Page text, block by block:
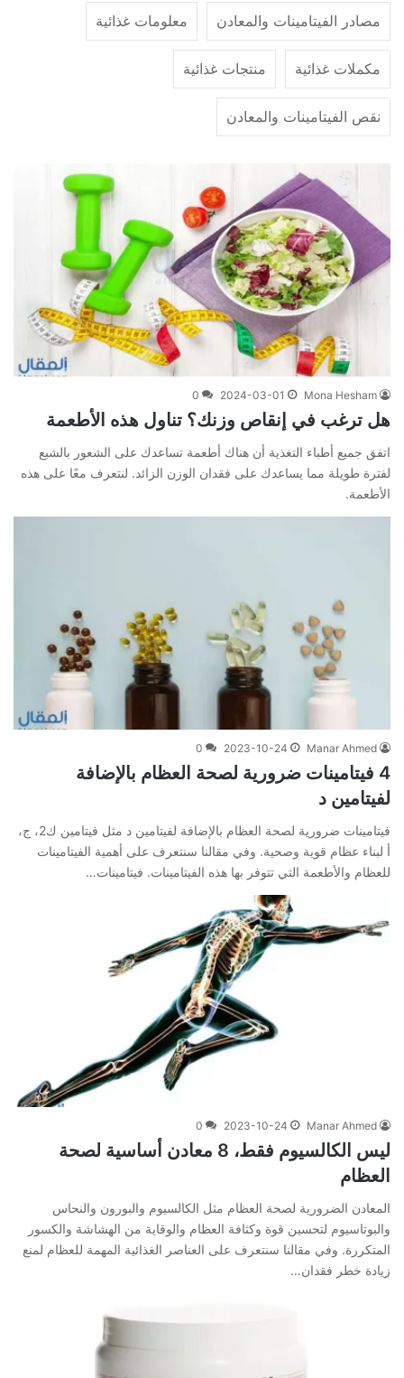
مصادر الفيتامينات والمعادن معلومات غذائية
مكملات غذائية منتجات غذائية
نقص الفيتامينات والمعادن
Mona Hesham
2024-03-01
0
هل ترغب في إنقاص وزنك؟ تناول هذه الأطعمة
اتفق جميع أطباء التغذية أن هناك أطعمة تساعدك على الشعور بالشبع
لفترة طويلة مما يساعدك على فقدان الوزن الزائد. لنتعرف معًا على هذه
الأطعمة.
Manar Ahmed
2023-10-24
0
4 فيتامينات ضرورية لصحة العظام بالإضافة
لفيتامين د
فيتامينات ضرورية لصحة العظام بالإضافة لفيتامين د مثل فيتامين ك2، ج،
أ لبناء عظام قوية وصحية. وفي مقالنا سنتعرف على أهمية الفيتامينات
للعظام والأطعمة التي تتوفر بها هذه الفيتامينات. فيتامينات…
Manar Ahmed
2023-10-24
0
ليس الكالسيوم فقط، 8 معادن أساسية لصحة
العظام
المعادن الضرورية لصحة العظام مثل الكالسيوم والبورون والنحاس
والبوتاسيوم لتحسين قوة وكثافة العظام والوقاية من الهشاشة والكسور
المتكررة. وفي مقالنا سنتعرف على العناصر الغذائية المهمة للعظام لمنع
زيادة خطر فقدان…